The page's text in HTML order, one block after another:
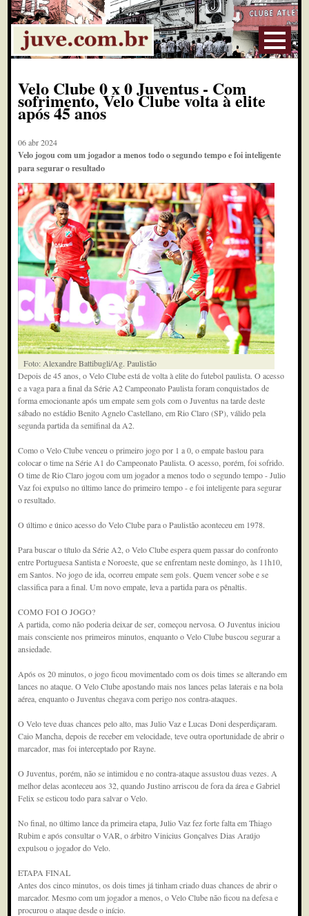
Velo Clube 0 x 0 Juventus - Com
sofrimento, Velo Clube volta à elite
após 45 anos
06 abr 2024
Velo jogou com um jogador a menos todo o segundo tempo e foi inteligente
para segurar o resultado
Foto: Alexandre Battibugli/Ag. Paulistão
Depois de 45 anos, o Velo Clube está de volta à elite do futebol paulista. O acesso
e a vaga para a final da Série A2 Campeonato Paulista foram conquistados de
forma emocionante após um empate sem gols com o Juventus na tarde deste
sábado no estádio Benito Agnelo Castellano, em Rio Claro (SP), válido pela
segunda partida da semifinal da A2.
Como o Velo Clube venceu o primeiro jogo por 1 a 0, o empate bastou para
colocar o time na Série A1 do Campeonato Paulista. O acesso, porém, foi sofrido.
O time de Rio Claro jogou com um jogador a menos todo o segundo tempo - Julio
Vaz foi expulso no último lance do primeiro tempo - e foi inteligente para segurar
o resultado.
O último e único acesso do Velo Clube para o Paulistão aconteceu em 1978.
Para buscar o título da Série A2, o Velo Clube espera quem passar do confronto
entre Portuguesa Santista e Noroeste, que se enfrentam neste domingo, às 11h10,
em Santos. No jogo de ida, ocorreu empate sem gols. Quem vencer sobe e se
classifica para a final. Um novo empate, leva a partida para os pênaltis.
COMO FOI O JOGO?
A partida, como não poderia deixar de ser, começou nervosa. O Juventus iniciou
mais consciente nos primeiros minutos, enquanto o Velo Clube buscou segurar a
ansiedade.
Após os 20 minutos, o jogo ficou movimentado com os dois times se alterando em
lances no ataque. O Velo Clube apostando mais nos lances pelas laterais e na bola
aérea, enquanto o Juventus chegava com perigo nos contra-ataques.
O Velo teve duas chances pelo alto, mas Julio Vaz e Lucas Doni desperdiçaram.
Caio Mancha, depois de receber em velocidade, teve outra oportunidade de abrir o
marcador, mas foi interceptado por Rayne.
O Juventus, porém, não se intimidou e no contra-ataque assustou duas vezes. A
melhor delas aconteceu aos 32, quando Justino arriscou de fora da área e Gabriel
Felix se esticou todo para salvar o Velo.
No final, no último lance da primeira etapa, Julio Vaz fez forte falta em Thiago
Rubim e após consultar o VAR, o árbitro Vinicius Gonçalves Dias Araújo
expulsou o jogador do Velo.
ETAPA FINAL
Antes dos cinco minutos, os dois times já tinham criado duas chances de abrir o
marcador. Mesmo com um jogador a menos, o Velo Clube não ficou na defesa e
procurou o ataque desde o início.